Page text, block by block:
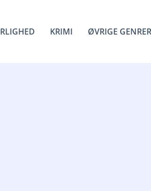
KRIMI ØVRIGE GENRER